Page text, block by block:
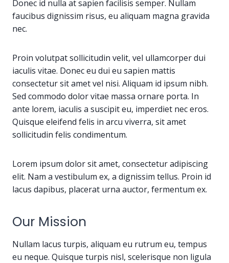
Donec id nulla at sapien facilisis semper. Nullam
faucibus dignissim risus, eu aliquam magna gravida
nec.
Proin volutpat sollicitudin velit, vel ullamcorper dui
iaculis vitae. Donec eu dui eu sapien mattis
consectetur sit amet vel nisi. Aliquam id ipsum nibh.
Sed commodo dolor vitae massa ornare porta. In
ante lorem, iaculis a suscipit eu, imperdiet nec eros.
Quisque eleifend felis in arcu viverra, sit amet
sollicitudin felis condimentum.
Lorem ipsum dolor sit amet, consectetur adipiscing
elit. Nam a vestibulum ex, a dignissim tellus. Proin id
lacus dapibus, placerat urna auctor, fermentum ex.
Our Mission
Nullam lacus turpis, aliquam eu rutrum eu, tempus
eu neque. Quisque turpis nisl, scelerisque non ligula